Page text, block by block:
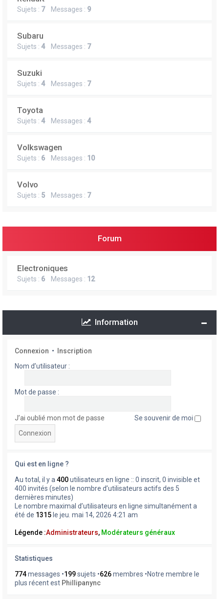
Sujets : 7Messages : 9
Subaru
Sujets : 4Messages : 7
Suzuki
Sujets : 4Messages : 7
Toyota
Sujets : 4Messages : 4
Volkswagen
Sujets : 6 Messages : 10
Volvo
Sujets : 5 Messages : 7
Forum
Electroniques
Sujets : 6 Messages : 12
Information
Connexion •
Inscription
Nom d’utilisateur :
Mot de passe :
J’ai oublié mon mot de passe Se souvenir de moi
Qui est en ligne ?
Au total, il y a 400utilisateurs en ligne :: 0 inscrit, 0 invisible et
400 invités (selon le nombre d’utilisateurs actifs des 5
dernières minutes)
Le nombre maximal d’utilisateurs en ligne simultanément a
été de 1315 le jeu. mai 14, 2026 4:21 am
Légende :Administrateurs, Modérateurs généraux
Statistiques
774messages •199sujets •626membres •Notre membre le
plus récent est Phillipanync